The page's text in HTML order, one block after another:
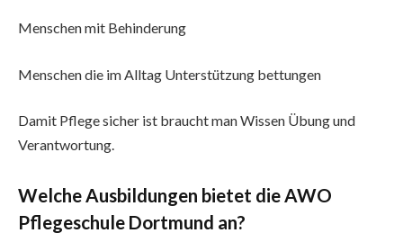
Menschen mit Behinderung
Menschen die im Alltag Unterstützung bettungen
Damit Pflege sicher ist braucht man Wissen Übung und
Verantwortung.
Welche Ausbildungen bietet die AWO
Pflegeschule Dortmund an?